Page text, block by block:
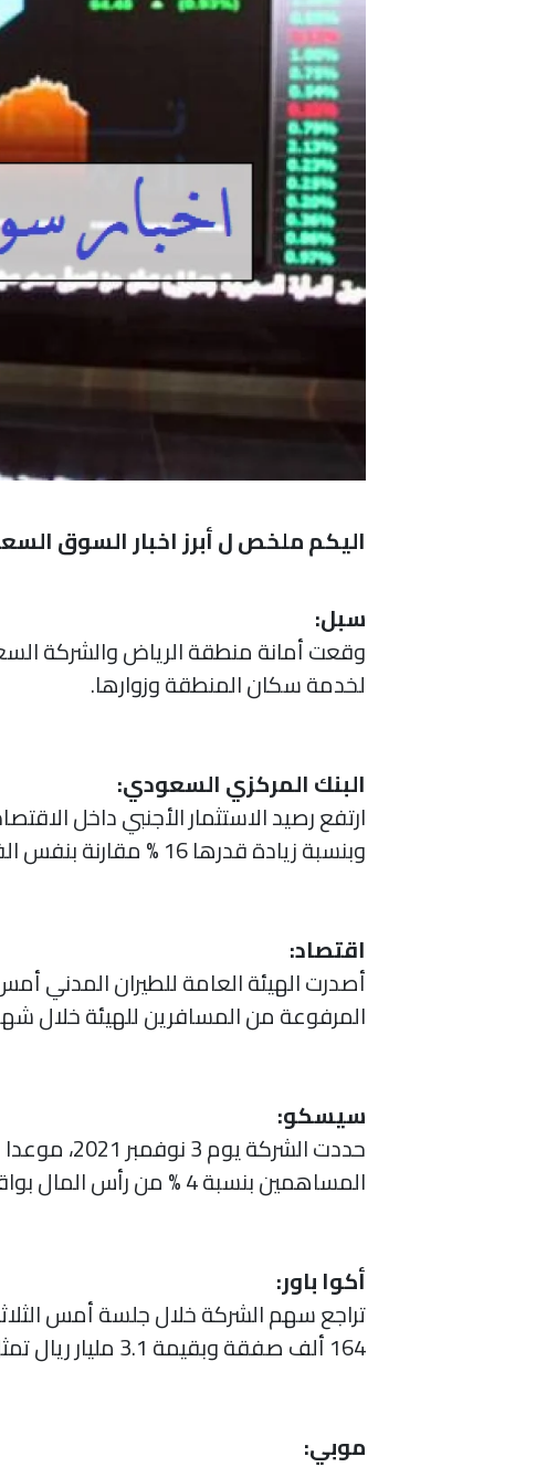
اليكم ملخص ل أبرز اخبار السوق
سبل:
وقعت أمانة منطقة الرياض والشركة
لخدمة سكان المنطقة وزوارها.
البنك المركزي السعودي:
ارتفع رصيد الاستثمار الأجنبي داخل الاقتصاد السعودي
وبنسبة زيادة قدرها 16 % مقارنة بنفس الفترة من عام 2020 حيث بلغ 1951.6 مليار ريال.
اقتصاد:
أصدرت الهيئة العامة للطيران المدني
المرفوعة من المسافرين للهيئة خلال شهر
سيسكو:
حددت
المساهمين بنسبة 4 % من رأس المال بواقع 0.40 ريال للسهم، وذلك عن النصف الأول 2021.
أكوا باور:
164 ألف صفقة وبقيمة 3.1 مليار ريال تمثل نحو 33 % من إجمالي التداولات في السوق.
موبي: